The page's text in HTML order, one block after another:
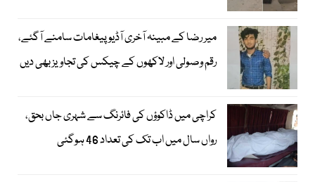
میر رضا کے مبینہ آخری آڈیو پیغامات سامنے آگئے،
رقم وصولی اور لاکھوں کے چیکس کی تجاویز بھی دیں
کراچی میں ڈاکوؤں کی فائرنگ سے شہری جاں بحق،
رواں سال میں اب تک کی تعداد 46 ہوگئی